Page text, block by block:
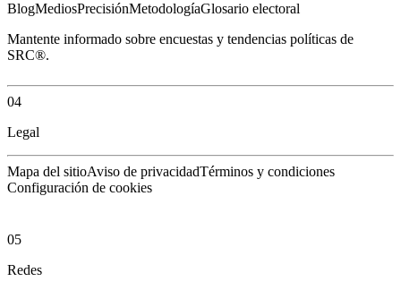
BlogMediosPrecisiónMetodologíaGlosario electoral
Mantente informado sobre encuestas y tendencias políticas de
SRC®.
04
Legal
Mapa del sitioAviso de privacidadTérminos y condiciones
Configuración de cookies
05
Redes